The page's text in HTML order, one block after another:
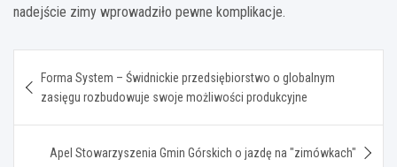
nadejście zimy wprowadziło pewne komplikacje.
wpisu
Forma System – Świdnickie przedsiębiorstwo o globalnym
zasięgu rozbudowuje swoje możliwości produkcyjne
Apel Stowarzyszenia Gmin Górskich o jazdę na "zimówkach"